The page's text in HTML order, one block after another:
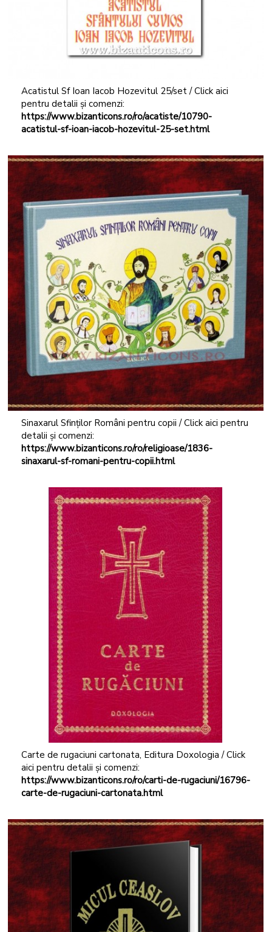
Acatistul Sf Ioan Iacob Hozevitul 25/set / Click aici
pentru detalii și comenzi:
https://www.bizanticons.ro/ro/acatiste/10790-
acatistul-sf-ioan-iacob-hozevitul-25-set.html
Sinaxarul Sfinților Români pentru copii / Click aici pentru
detalii și comenzi:
https://www.bizanticons.ro/ro/religioase/1836-
sinaxarul-sf-romani-pentru-copii.html
Carte de rugaciuni cartonata, Editura Doxologia / Click
aici pentru detalii și comenzi:
https://www.bizanticons.ro/ro/carti-de-rugaciuni/16796-
carte-de-rugaciuni-cartonata.html